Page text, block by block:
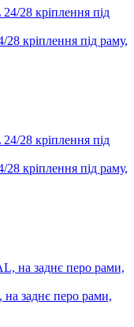
кріплення під раму,
кріплення під раму,
заднє перо рами,